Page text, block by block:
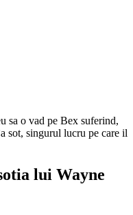
sa o vad pe Bex suferind,
sot, singurul lucru pe care il
lui Wayne